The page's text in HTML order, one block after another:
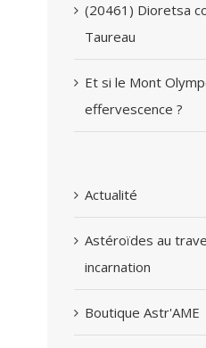
(20461) Dioretsa
Taureau
Et si le Mont
effervescence ?
Actualité
Astéroïdes au
incarnation
Boutique Astr'AME